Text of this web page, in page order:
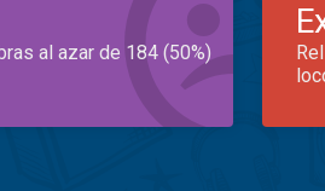
al azar de 184 (50%)